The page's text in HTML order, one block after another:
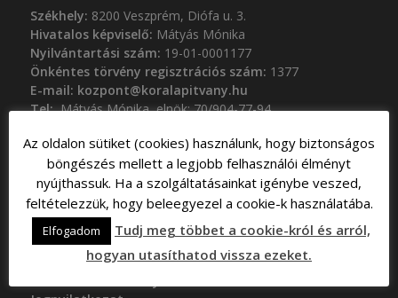
Székhely: 8200 Veszprém, Diófa u. 3.
Hivatalos képviselő: Mátyás Mónika
Nyilvántartási szám: 19-01-0001177
Önkéntes törvény regisztrációs szám: 1377
E-mail: kozpont@koralapitvany.hu
Tel:Mátyás Mónika, elnök: 70/904-77-94
NYILATKOZATOK
Alapszabály
Közhasznúsági beszámolók
Az oldalon sütiket (cookies) használunk, hogy biztonságos
böngészés mellett a legjobb felhasználói élményt
nyújthassuk. Ha a szolgáltatásainkat igénybe veszed,
feltételezzük, hogy beleegyezel a cookie-k használatába.
Elfogadom
Tudj meg többet a cookie-król és arról,
hogyan utasíthatod vissza ezeket.